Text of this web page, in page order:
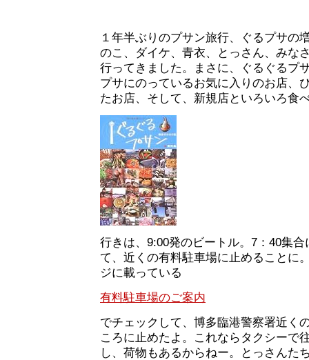
１年半ぶりのプサン旅行、ぐるプサの
のこ、ダイケ、青衣、とっさん、みな
行ってきました。まさに、ぐるぐるプ
プサにのっているお気に入りのお店、
たお店、そして、新規店といろいろ食
行きは、9:00発のビートル。7：40集
て、近くの有料駐車場に止めることに
ジに載っている
有料駐車場のご案内
でチェックして、博多臨港警察署近く
ころに止めたよ。これならタクシーで
し、荷物もあるからねー。とっさんた